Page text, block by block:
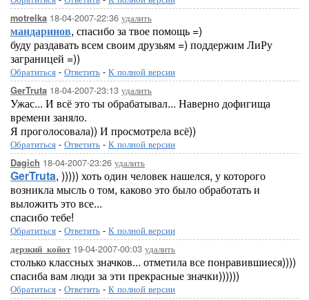
motrelka 18-04-2007-22:36 удалить
мандаринов, спасибо за твое помощь =)
буду раздавать всем своим друзьям =) поддержим ЛиРу
заграницей =))
Обратиться - Ответить - К полной версии
GerTruta 18-04-2007-23:13 удалить
Ужас... И всё это ты обрабатывал... Наверно дофигища
времени заняло.
Я проголосовала)) И просмотрела всё))
Обратиться - Ответить - К полной версии
Dagich 18-04-2007-23:26 удалить
GerTruta, ))))) хоть один человек нашелся, у которого
возникла мысль о том, каково это было обработать и
выложить это все...
спасибо тебе!
Обратиться - Ответить - К полной версии
дерзкий_койот19-04-2007-00:03 удалить
столько классных значков... отметила все понравившиеся))))
спасиба вам люди за эти прекрасные значки))))))
Обратиться - Ответить - К полной версии